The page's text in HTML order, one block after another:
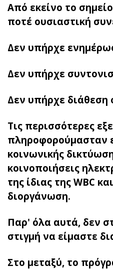
Από εκείνο το
ποτέ ουσιαστική
Δεν υπήρχε
Δεν υπήρχε
Δεν υπήρχε διάθεση
Τις περισσότερες
πληροφορούμασταν
κοινωνικής
κοινοποιήσεις
της ίδιας της WBC
διοργάνωση.
Παρ' όλα αυτά, δεν
στιγμή να είμαστε
Στο μεταξύ, το